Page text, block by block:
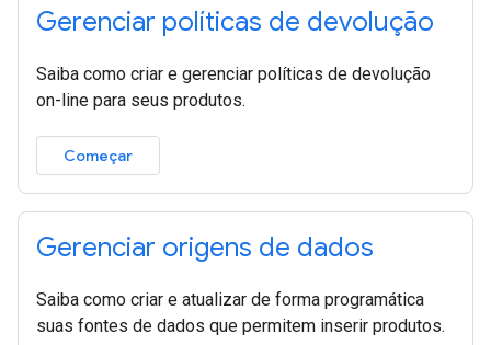
Gerenciar políticas de devolução
Saiba como criar e gerenciar políticas de devolução
on-line para seus produtos.
Começar
Gerenciar origens de dados
Saiba como criar e atualizar de forma programática
suas fontes de dados que permitem inserir produtos.